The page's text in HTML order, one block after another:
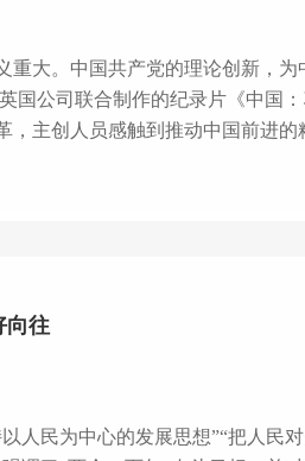
重大。中国共产党的理论创新，为
，主创人员感触到推动中国前进的
向往
人民为中心的发展思想”“把人民